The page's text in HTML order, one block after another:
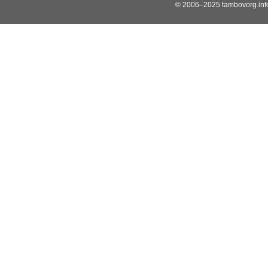
© 2006–2025